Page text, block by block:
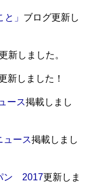
」 ブログ更新し
新しました。
更新しました！
ース掲載しまし
ース掲載しまし
ン 2017更新しま